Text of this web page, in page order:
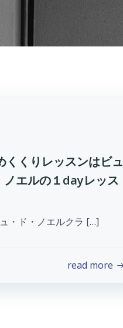
くくりレッスンはビュ
ノエルの１dayレッス
・ド・ノエルクラ […]
read more